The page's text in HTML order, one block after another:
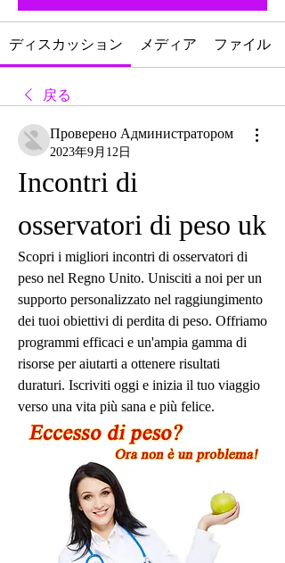
ディスカッション メディア ファイル
戻る
Проверено Администратором
2023年9月12日
Incontri di
osservatori di peso uk
Scopri i migliori incontri di osservatori di
peso nel Regno Unito. Unisciti a noi per un
supporto personalizzato nel raggiungimento
dei tuoi obiettivi di perdita di peso. Offriamo
programmi efficaci e un'ampia gamma di
risorse per aiutarti a ottenere risultati
duraturi. Iscriviti oggi e inizia il tuo viaggio
verso una vita più sana e più felice.